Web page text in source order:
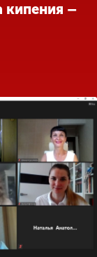
кипения –